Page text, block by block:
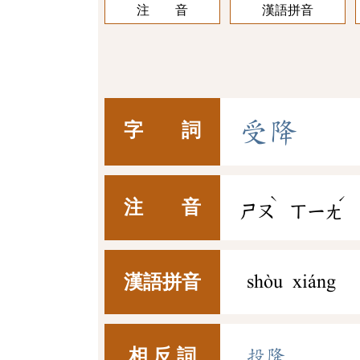
注 音 漢語拼音
字 詞 受 降
注 音 ㄕㄡ
ˋ
ㄒㄧㄤ
ˊ
漢語拼音 shòu xiáng
投降